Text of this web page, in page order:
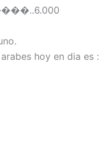
hoy en dia es :